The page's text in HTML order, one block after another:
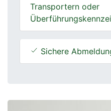
Transportern oder
Sichere